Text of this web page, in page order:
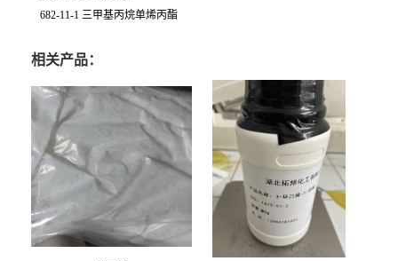
682-11-1 三甲基丙烷单烯丙酯
相关产品：